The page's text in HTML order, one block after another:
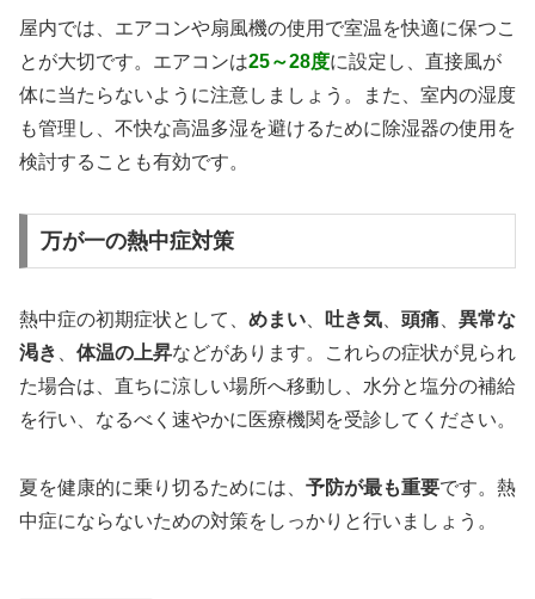
屋内では、エアコンや扇風機の使用で室温を快適に保つこ
とが大切です。エアコンは25～28度に設定し、直接風が
体に当たらないように注意しましょう。また、室内の湿度
も管理し、不快な高温多湿を避けるために除湿器の使用を
検討することも有効です。
万が一の熱中症対策
熱中症の初期症状として、 めまい 吐き気 頭痛
異常な
渇き
体温の上昇などがあります。これらの症状が見られ
た場合は、直ちに涼しい場所へ移動し、水分と塩分の補給
を行い、なるべく速やかに医療機関を受診してください。
夏を健康的に乗り切るためには、 予防が最も重要です。熱
中症にならないための対策をしっかりと行いましょう。